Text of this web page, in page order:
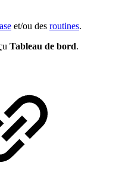
et/ou des routines.
Tableau de bord.